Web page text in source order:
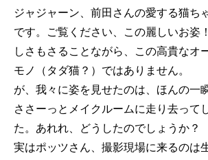
ジャジャーン、前田さんの愛する猫ち
です。ご覧ください、この麗しいお
しさもさることながら、この高貴なオ
モノ（タダ猫？）ではありません。
が、我々に姿を見せたのは、ほんの一
ささーっとメイクルームに走り去って
た。あれれ、どうしたのでしょうか？
実はポッツさん、撮影現場に来るのは